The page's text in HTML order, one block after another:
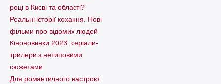
році в Києві та області?
Реальні історії кохання. Нові
фільми про відомих людей
Кіноновинки 2023: серіали-
трилери з нетиповими
сюжетами
Для романтичного настрою: